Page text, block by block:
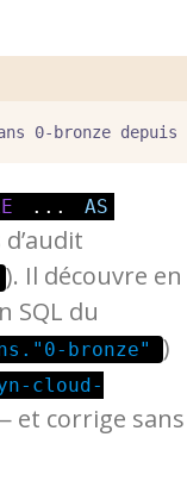
0-bronze
...
AS
). Il découvre en
SQL du
bronze"
)
cloud-
et corrige sans